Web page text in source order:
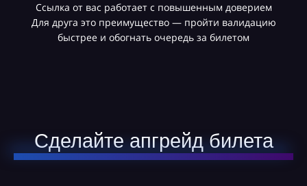
Ссылка от вас работает с повышенным доверием
Для друга это преимущество — пройти валидацию
быстрее и обогнать очередь за билетом
Сделайте апгрейд билета